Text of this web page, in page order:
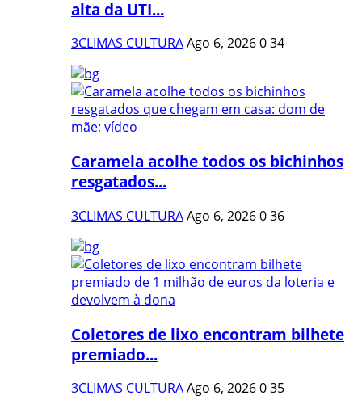
alta da UTI...
3CLIMAS CULTURAAgo 6, 2026034
Caramela acolhe todos os bichinhos
resgatados...
3CLIMAS CULTURAAgo 6, 2026036
Coletores de lixo encontram bilhete
premiado...
3CLIMAS CULTURAAgo 6, 2026035